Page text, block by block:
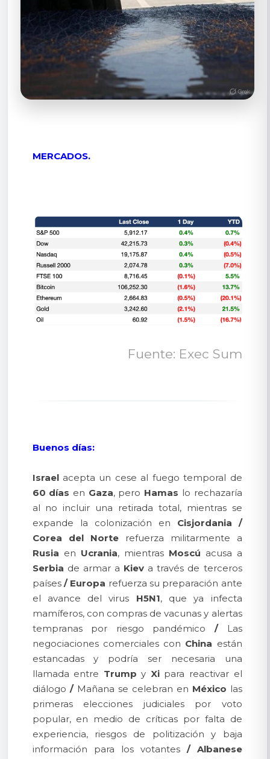
MERCADOS.
Fuente: Exec Sum
Buenos días:
Israelacepta un cese al fuego temporal de
60 días en Gaza, pero Hamas lo rechazaría
al no incluir una retirada total, mientras se
expande la colonización en Cisjordania
/
Corea del Norterefuerza militarmente a
Rusia en Ucrania, mientras Moscú acusa a
Serbia de armar a Kiev a través de terceros
países / Europa refuerza su preparación ante
el avance del virus H5N1, que ya infecta
mamíferos, con compras de vacunas y alertas
tempranas por riesgo pandémico /Las
negociaciones comerciales con China están
estancadas y podría ser necesaria una
llamada entre Trump y Xipara reactivar el
diálogo /Mañana se celebran en México las
primeras elecciones judiciales por voto
popular, en medio de críticas por falta de
experiencia, riesgos de politización y baja
información para los votantes /
Albanese